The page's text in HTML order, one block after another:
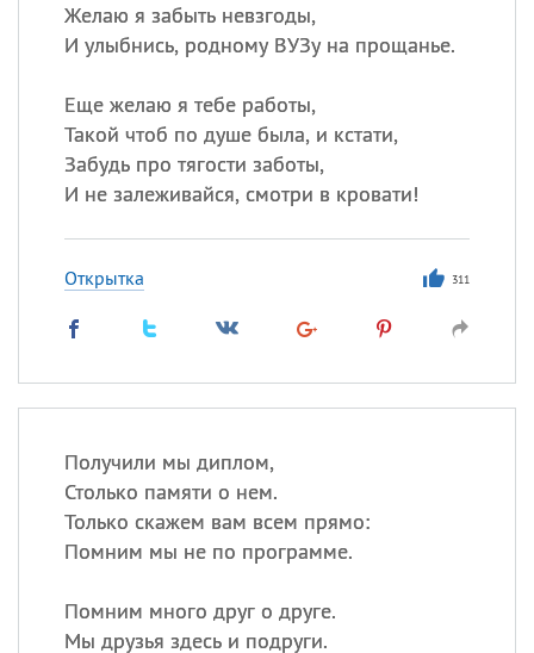
Желаю я забыть невзгоды,
И улыбнись, родному ВУЗу на прощанье.
Еще желаю я тебе работы,
Такой чтоб по душе была, и кстати,
Забудь про тягости заботы,
И не залеживайся, смотри в кровати!
Открытка 311
Получили мы диплом,
Столько памяти о нем.
Только скажем вам всем прямо:
Помним мы не по программе.
Помним много друг о друге.
Мы друзья здесь и подруги.